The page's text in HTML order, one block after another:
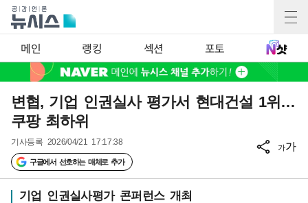
메인 랭킹 섹션 포토
변협, 기업 인권실사 평가서 현대건설 1위…
쿠팡 최하위
기사등록 2026/04/21 17:17:38
구글에서 선호하는 매체로 추가
가가
기업 인권실사평가 콘퍼런스 개최